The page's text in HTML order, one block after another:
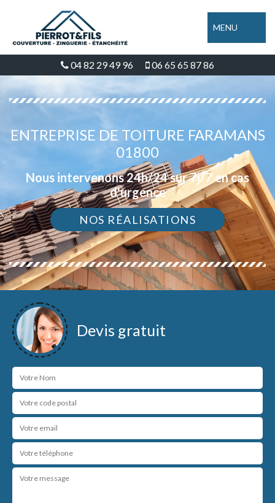
MENU
04 82 29 49 96 06 65 65 87 86
ENTREPRISE DE TOITURE FARAMANS
01800
Nous intervenons 24h/24 sur 7j/7 en cas
d'urgence
NOS RÉALISATIONS
Devis gratuit